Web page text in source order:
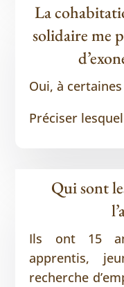
La
solidaire me
Oui, à
Préciser
Qui sont
Ils ont 15
apprentis,
recherche